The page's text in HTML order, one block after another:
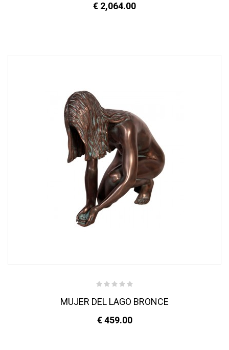
€ 2,064.00
MUJER DEL LAGO BRONCE
€ 459.00